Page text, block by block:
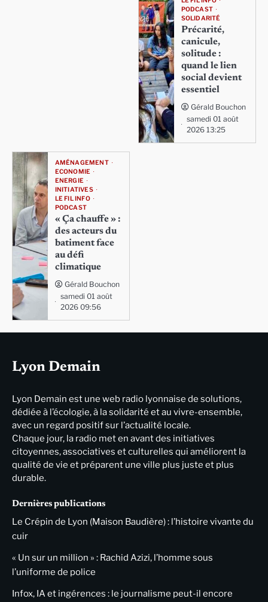
PODCAST
SOLIDARITÉ
Précarité,
canicule,
solitude :
quand le lien
social devient
essentiel
Gérald Bouchon
samedi 01 août
2026 13:25
AMÉNAGEMENT
ECONOMIE
ENERGIE
INITIATIVES
LE FIL INFO
PODCAST
« Ça chauffe » :
des acteurs du
batiment face
au défi
climatique
Gérald Bouchon
samedi 01 août
2026 09:56
Lyon Demain
Lyon Demain est une web radio lyonnaise de solutions,
dédiée à l’écologie, à la solidarité et au vivre-ensemble,
avec un regard positif sur l’actualité locale.
Chaque jour, la radio met en avant des initiatives
citoyennes, associatives et culturelles qui améliorent la
qualité de vie et préparent une ville plus juste et plus
durable.
Dernières publications
Le Crépin de Lyon (Maison Baudière) : l’histoire vivante du
cuir
« Un sur un million » : Rachid Azizi, l’homme sous
l’uniforme de police
Infox, IA et ingérences : le journalisme peut-il encore